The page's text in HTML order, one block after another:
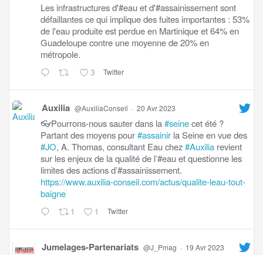
Les infrastructures d'#eau et d'#assainissement sont
défaillantes ce qui implique des fuites importantes : 53%
de l'eau produite est perdue en Martinique et 64% en
Guadeloupe contre une moyenne de 20% en
métropole.
3 Twitter
Auxilia @AuxiliaConseil · 20 Avr 2023
👓Pourrons-nous sauter dans la#seinecet été ?
Partant des moyens pour#assainir la Seine en vue des
#JO, A. Thomas, consultant Eau chez#Auxilia revient
sur les enjeux de la qualité de l’#eau et questionne les
limites des actions d’#assainissement.
https://www.auxilia-conseil.com/actus/qualite-leau-tout-
baigne
1 1 Twitter
Jumelages-Partenariats @J_Pmag · 19 Avr 2023